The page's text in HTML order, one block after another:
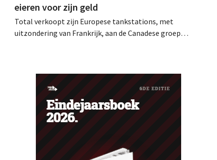
eieren voor zijn geld
Total verkoopt zijn Europese tankstations, met
uitzondering van Frankrijk, aan de Canadese groep